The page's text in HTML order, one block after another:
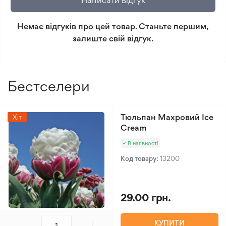
догляду
повернення.
Мінімальне замовлення 300 грн.
Немає відгуків про цей товар. Станьте першим,
залиште свій відгук.
Бестселери
Хіт
Тюльпан Махровий Ice
Cream
В наявності
Код товару: 13200
29.00 грн.
КУПИТИ